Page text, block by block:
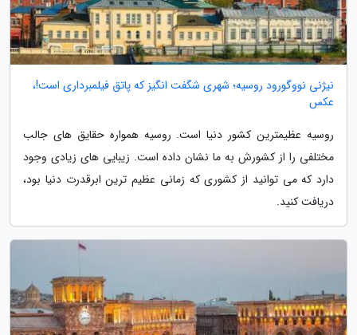
نیژنی نووگورود روسیه؛ شهری شگفت انگیز که پاتق فیلمبرداری است!،
عکس
روسیه عظیمترین کشور دنیا است. روسیه همواره حقایق های جالب
مختلفی را از کشورش به ما نشان داده است. زیبایی های زیادی وجود
دارد که می توانید از کشوری که زمانی عظیم ترین ابرقدرت دنیا بود،
دریافت کنید.